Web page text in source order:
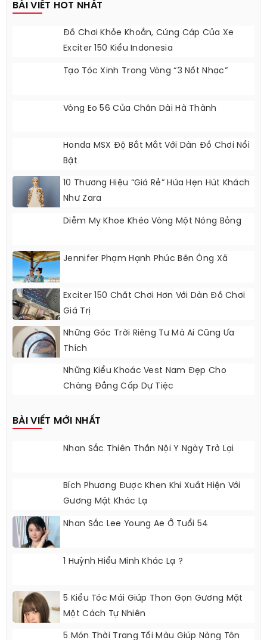
BÀI VIẾT HOT NHẤT
Đồ Chơi Khỏe Khoắn, Cứng Cáp Của Xe
Exciter 150 Kiểu Indonesia
Tạo Tóc Xinh Trong Vòng “3 Nốt Nhạc”
Vòng Eo 56 Của Chân Dài Hà Thành
Honda MSX Độ Bắt Mắt Với Dàn Đồ Chơi Nổi
Bật
10 Thương Hiệu “giá Rẻ” Hứa Hẹn Hút Khách
Như Zara
Diễm My Khoe Khéo Vòng Một Nóng Bỏng
Jennifer Phạm Hạnh Phúc Bên Ông Xã
Exciter 150 Chất Chơi Hơn Với Dàn Đồ Chơi
Giá Trị
Những Góc Trời Riêng Tư Mà Ai Cũng Ưa
Thích
Những Kiểu Khoác Vest Nam Đẹp Cho
Chàng Đẳng Cấp Dự Tiệc
BÀI VIẾT MỚI NHẤT
Nhan Sắc Thiên Thần Nội Y Ngày Trở Lại
Bích Phương Được Khen Khi Xuất Hiện Với
Gương Mặt Khác Lạ
Nhan Sắc Lee Young Ae Ở Tuổi 54
1 Huỳnh Hiểu Minh Khác Lạ ?
5 Kiểu Tóc Mái Giúp Thon Gọn Gương Mặt
Một Cách Tự Nhiên
5 Món Thời Trang Tối Màu Giúp Nàng Tôn